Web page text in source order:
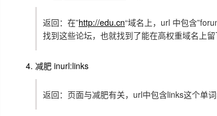
返回：在”http://edu.cn“域名上，url 中包含
找到这些论坛，也就找到了能在高权重域名上留
减肥 inurl:links
返回：页面与减肥有关，url中包含links这个单词